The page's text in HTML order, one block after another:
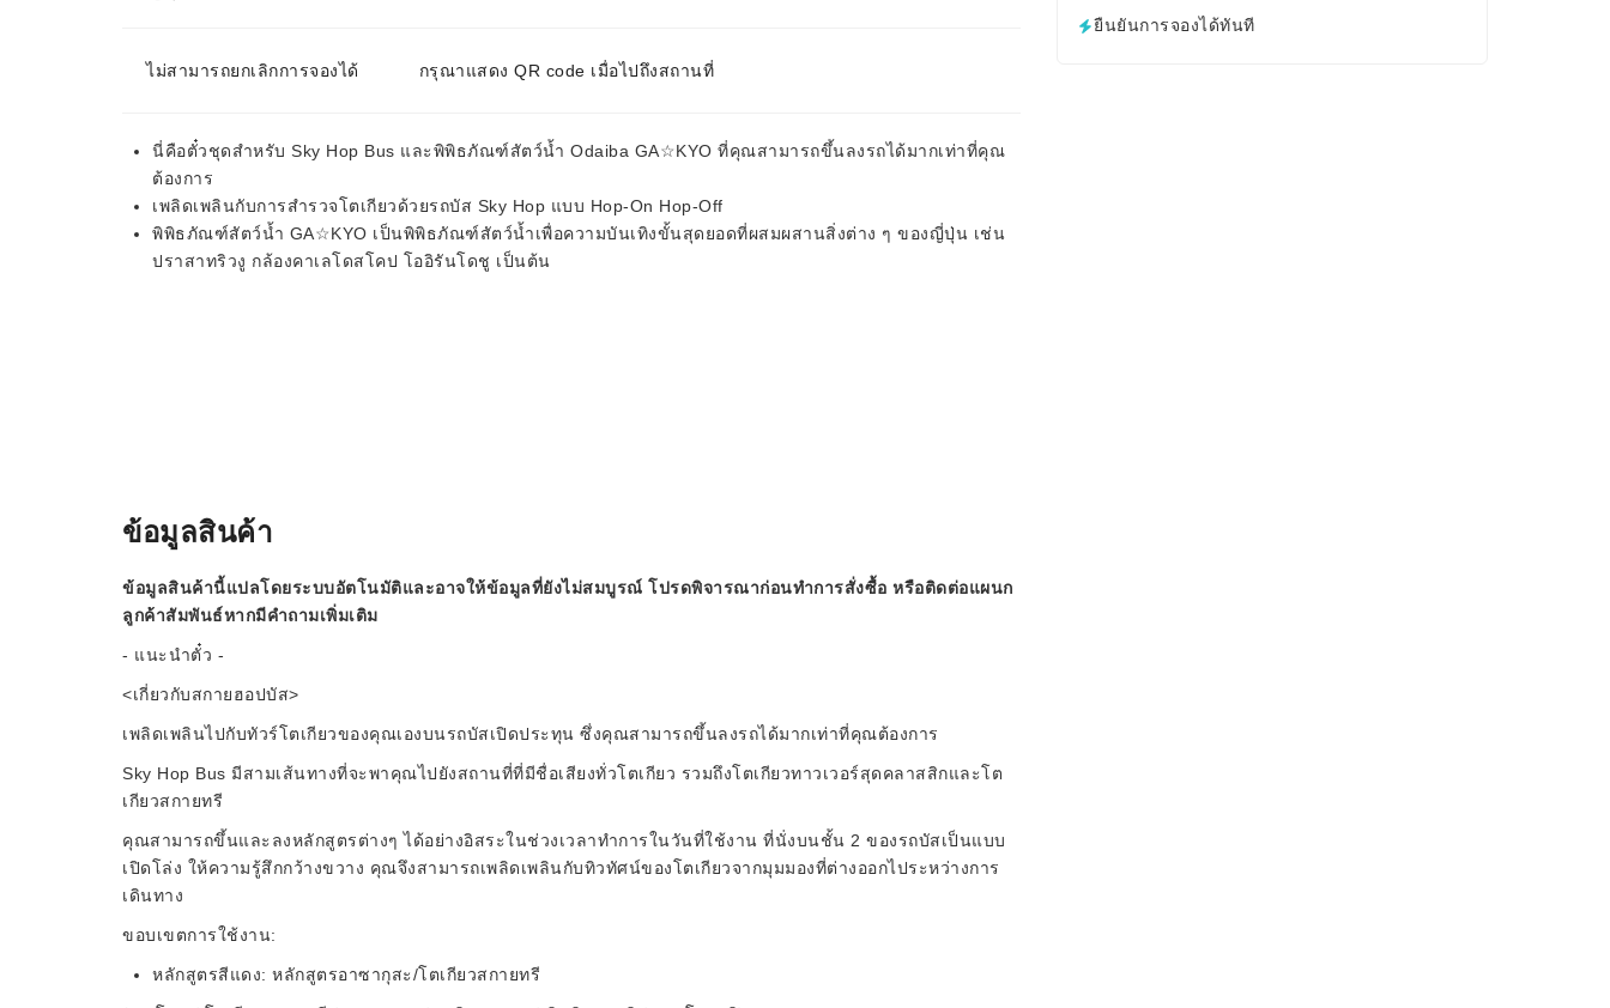
ไม่สามารถยกเลิกการจองได้ กรุณาแสดง QR code เมื่อไปถึงสถานที่
นี่คือตั๋วชุดสำหรับ Sky Hop Bus และพิพิธภัณฑ์สัตว์น้ำ Odaiba GA☆KYO ที่คุณสามารถขึ้นลงรถได้มากเท่าที่คุณ
ต้องการ
เพลิดเพลินกับการสำรวจโตเกียวด้วยรถบัส Sky Hop แบบ Hop-On Hop-Off
พิพิธภัณฑ์สัตว์น้ำ GA☆KYO เป็นพิพิธภัณฑ์สัตว์น้ำเพื่อความบันเทิงขั้นสุดยอดที่ผสมผสานสิ่งต่าง ๆ ของญี่ปุ่น เช่น
ปราสาทริวงู กล้องคาเลโดสโคป โออิรันโดชู เป็นต้น
ยืนยันการจองได้ทันที
ข้อมูลสินค้า
ข้อมูลสินค้านี้แปลโดยระบบอัตโนมัติและอาจให้ข้อมูลที่ยังไม่สมบูรณ์ โปรดพิจารณาก่อนทำการสั่งซื้อ หรือติดต่อแผนก
ลูกค้าสัมพันธ์หากมีคำถามเพิ่มเติม
- แนะนำตั๋ว -
<เกี่ยวกับสกายฮอปบัส>
เพลิดเพลินไปกับทัวร์โตเกียวของคุณเองบนรถบัสเปิดประทุน ซึ่งคุณสามารถขึ้นลงรถได้มากเท่าที่คุณต้องการ
Sky Hop Bus มีสามเส้นทางที่จะพาคุณไปยังสถานที่ที่มีชื่อเสียงทั่วโตเกียว รวมถึงโตเกียวทาวเวอร์สุดคลาสสิกและโต
เกียวสกายทรี
คุณสามารถขึ้นและลงหลักสูตรต่างๆ ได้อย่างอิสระในช่วงเวลาทำการในวันที่ใช้งาน ที่นั่งบนชั้น 2 ของรถบัสเป็นแบบ
เปิดโล่ง ให้ความรู้สึกกว้างขวาง คุณจึงสามารถเพลิดเพลินกับทิวทัศน์ของโตเกียวจากมุมมองที่ต่างออกไประหว่างการ
เดินทาง
ขอบเขตการใช้งาน:
หลักสูตรสีแดง: หลักสูตรอาซากุสะ/โตเกียวสกายทรี